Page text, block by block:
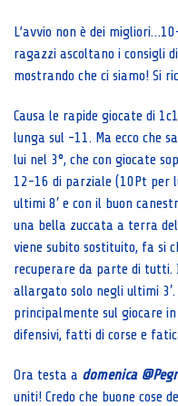
L’avvio non è dei
ragazzi ascoltano i consigli
mostrando che ci siamo! Si
Causa le rapide giocate di
lunga sul -11. Ma ecco che
lui nel 3°, che con giocate
12-16 di parziale (10Pt per
ultimi 8′ e con il buon
una bella zuccata a terra
viene subito sostituito, fa si
recuperare da parte di
allargato solo negli ultimi
principalmente sul giocare
difensivi, fatti di corse e
Ora testa a domenica
uniti! Credo che buone cose